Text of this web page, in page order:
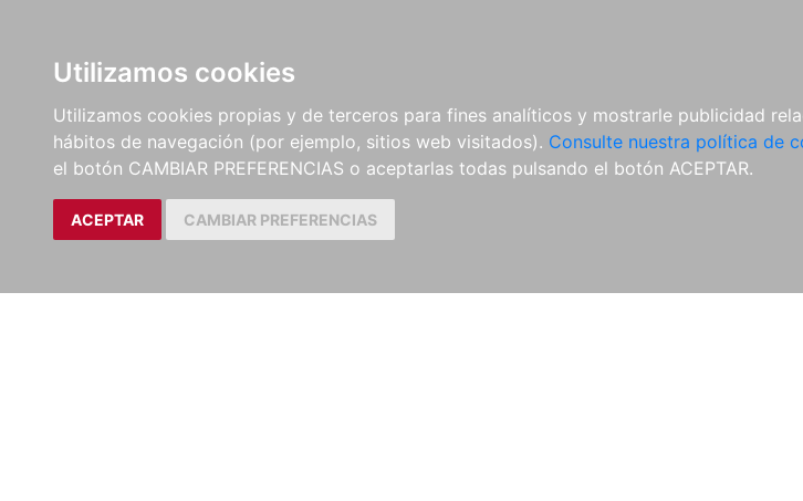
Utilizamos cookies
Utilizamos cookies propias y de terceros para fines analíticos y mostrarle publicidad
hábitos de navegación (por ejemplo, sitios web visitados). Consulte nuestra política de
el botón CAMBIAR PREFERENCIAS o aceptarlas todas pulsando el botón ACEPTAR.
ACEPTAR CAMBIAR PREFERENCIAS